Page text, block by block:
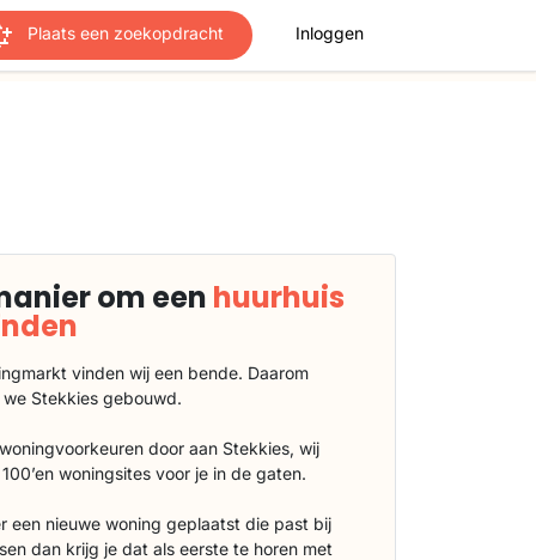
Plaats een zoekopdracht Inloggen
om een huurhuis
vinden wij een bende. Daarom
Stekkies gebouwd.
door aan Stekkies, wij
woningsites voor je in de gaten.
een nieuwe woning geplaatst die past bij
dan krijg je dat als eerste te horen met